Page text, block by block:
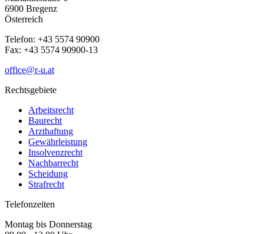
6900 Bregenz
Österreich
Telefon: +43 5574 90900
Fax: +43 5574 90900-13
office@r-u.at
Rechtsgebiete
Arbeitsrecht
Baurecht
Arzthaftung
Gewährleistung
Insolvenzrecht
Nachbarrecht
Scheidung
Strafrecht
Telefonzeiten
Montag bis Donnerstag